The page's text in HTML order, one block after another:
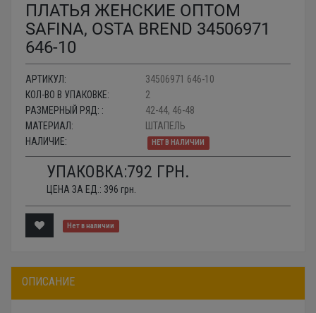
ПЛАТЬЯ ЖЕНСКИЕ ОПТОМ
SAFINA, OSTA BREND 34506971
646-10
АРТИКУЛ:
34506971 646-10
КОЛ-ВО В УПАКОВКЕ:
2
РАЗМЕРНЫЙ РЯД: :
42-44, 46-48
МАТЕРИАЛ:
ШТАПЕЛЬ
НАЛИЧИЕ:
НЕТ В НАЛИЧИИ
УПАКОВКА:792 ГРН.
ЦЕНА ЗА ЕД.: 396 грн.
Нет в наличии
ОПИСАНИЕ